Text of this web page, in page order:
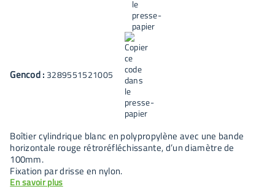
Gencod : 3289551521005
Boîtier cylindrique blanc en polypropylène avec une bande
horizontale rouge rétroréfléchissante, d’un diamètre de
100mm.
Fixation par drisse en nylon.
En savoir plus